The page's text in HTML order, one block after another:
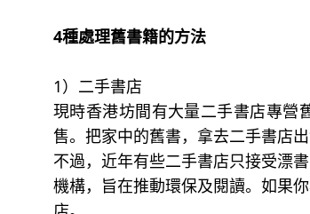
4種處理舊書籍的方法
1）二手書店
現時香港坊間有大量二手書店專營
售。把家中的舊書，拿去二手書店出
不過，近年有些二手書店只接受漂
機構，旨在推動環保及閱讀。如果